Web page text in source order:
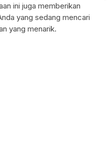
ini juga memberikan
yang sedang mencari
yang menarik.